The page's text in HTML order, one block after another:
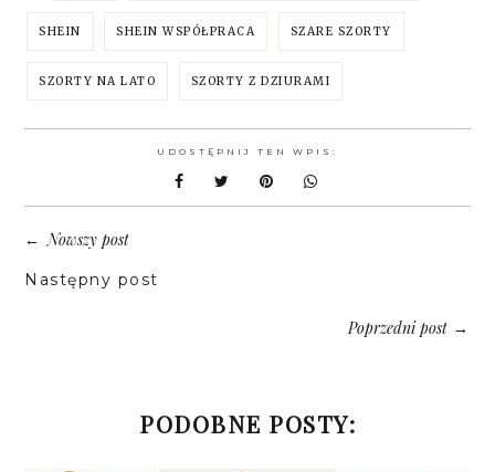
SHEIN SHEIN WSPÓŁPRACA SZARE SZORTY
SZORTY NA LATO SZORTY Z DZIURAMI
UDOSTĘPNIJ TEN WPIS:
←Nowszy post
Następny post
Poprzedni post→
PODOBNE POSTY: